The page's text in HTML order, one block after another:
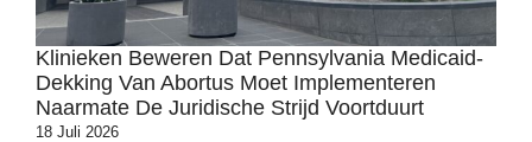
Klinieken Beweren Dat Pennsylvania Medicaid-
Dekking Van Abortus Moet Implementeren
Naarmate De Juridische Strijd Voortduurt
18 Juli 2026